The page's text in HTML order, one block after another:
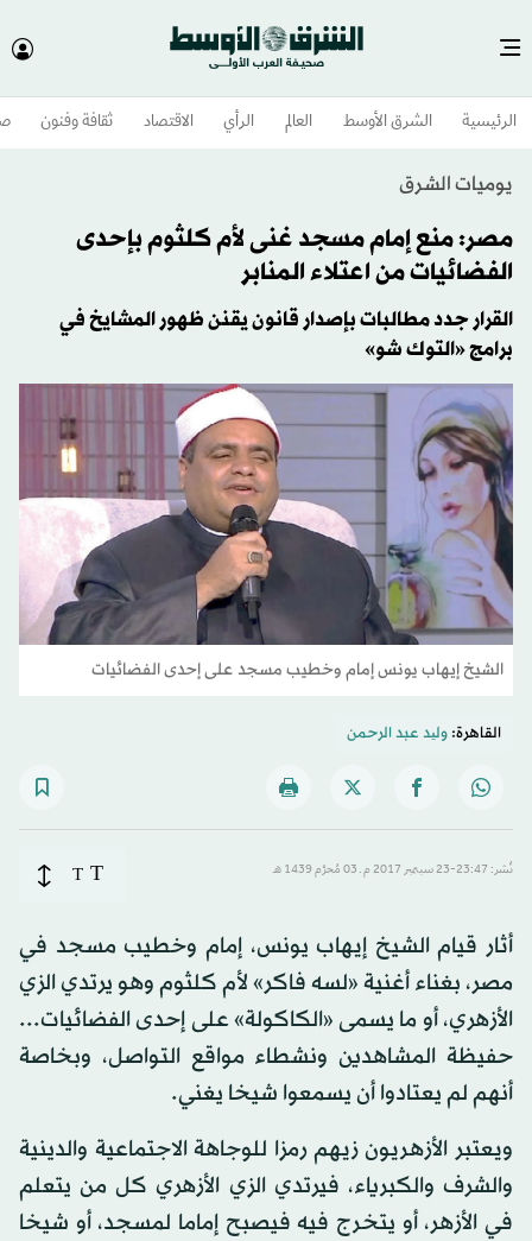
الرئيسية الشرق الأوسط​ العالم الرأي الاقتصاد ثقافة وفنون
يوميات الشرق
مصر: منع إمام مسجد غنى لأم كلثوم بإحدى
الفضائيات من اعتلاء المنابر
القرار جدد مطالبات بإصدار قانون يقنن ظهور المشايخ في
برامج «التوك شو»
الشيخ إيهاب يونس إمام وخطيب مسجد على إحدى الفضائيات
القاهرة:ولید عبد الرحمن
نُشر: 23:47-23 سبتمبر 2017 م ـ 03 مُحرَّم 1439 هـ T
T
أثار قيام الشيخ إيهاب يونس، إمام وخطيب مسجد في
مصر، بغناء أغنية «لسه فاكر» لأم كلثوم وهو يرتدي الزي
الأزهري، أو ما يسمى «الكاكولة» على إحدى الفضائيات...
حفيظة المشاهدين ونشطاء مواقع التواصل، وبخاصة
أنهم لم يعتادوا أن يسمعوا شيخا يغني.
ويعتبر الأزهريون زيهم رمزا للوجاهة الاجتماعية والدينية
والشرف والكبرياء، فيرتدي الزي الأزهري كل من يتعلم
في الأزهر، أو يتخرج فيه فيصبح إماما لمسجد، أو شيخا